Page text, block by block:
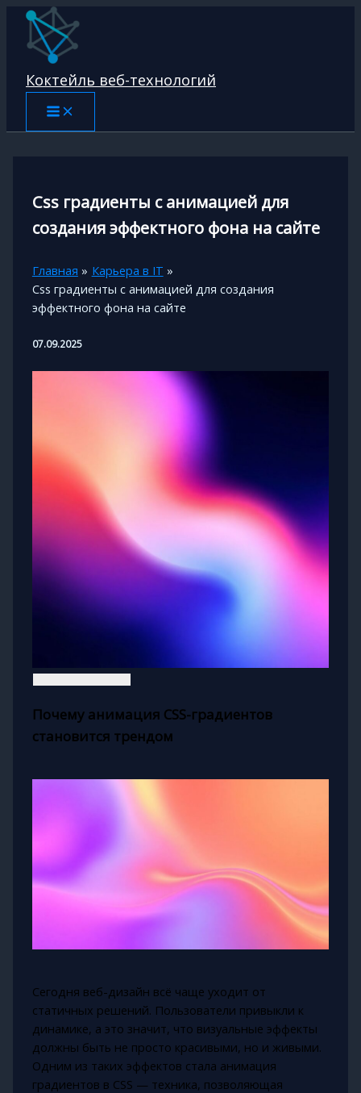
Перейти
содержимому
Коктейль веб-технологий
Css градиенты с анимацией для
создания эффектного фона на сайте
Главная
Карьера в IT
Css градиенты с анимацией для создания
эффектного фона на сайте
07.09.2025
Почему анимация CSS-градиентов
становится трендом
Сегодня веб-дизайн всё чаще уходит от
статичных решений. Пользователи привыкли к
динамике, а это значит, что визуальные эффекты
должны быть не просто красивыми, но и живыми.
Одним из таких эффектов стала анимация
градиентов в CSS — техника, позволяющая